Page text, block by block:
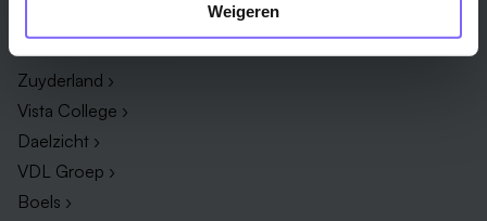
Weigeren
Bedrijf
Zuyderland ›
Vista College ›
Daelzicht ›
VDL Groep ›
Boels ›